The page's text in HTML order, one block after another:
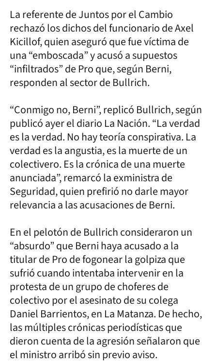
La referente de Juntos por el Cambio
rechazó los dichos del funcionario de Axel
Kicillof, quien aseguró que fue víctima de
una “emboscada” y acusó a supuestos
“infiltrados” de Pro que, según Berni,
responden al sector de Bullrich.
“Conmigo no, Berni”, replicó Bullrich, según
publicó ayer el diario La Nación. “La verdad
es la verdad. No hay teoría conspirativa. La
verdad es la angustia, es la muerte de un
colectivero. Es la crónica de una muerte
anunciada”, remarcó la exministra de
Seguridad, quien prefirió no darle mayor
relevancia a las acusaciones de Berni.
En el pelotón de Bullrich consideraron un
“absurdo” que Berni haya acusado a la
titular de Pro de fogonear la golpiza que
sufrió cuando intentaba intervenir en la
protesta de un grupo de choferes de
colectivo por el asesinato de su colega
Daniel Barrientos, en La Matanza. De hecho,
las múltiples crónicas periodísticas que
dieron cuenta de la agresión señalaron que
el ministro arribó sin previo aviso.